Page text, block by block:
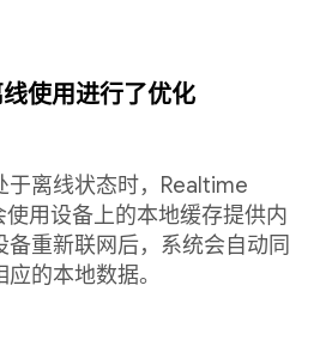
使用进行了优化
于离线状态时，Realtime
使用设备上的本地缓存提供内
备重新联网后，系统会自动同
应的本地数据。